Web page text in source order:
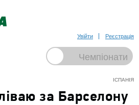
Увійти Реєстрація
ІСПАНІЯ
за Барселону